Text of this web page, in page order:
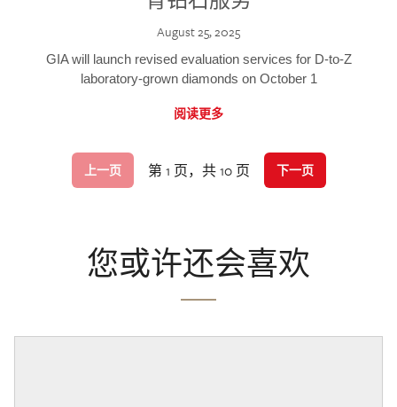
August 25, 2025
GIA will launch revised evaluation services for D-to-Z
laboratory-grown diamonds on October 1
阅读更多
上一页 第 1 页，共 10 页 下一页
您或许还会喜欢